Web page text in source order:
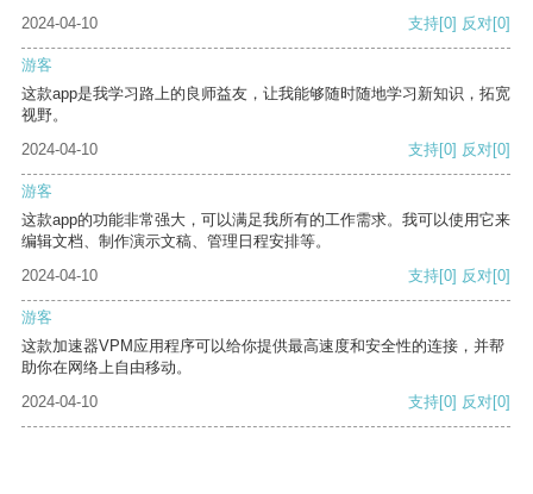
2024-04-10
支持[0] 反对[0]
游客
这款app是我学习路上的良师益友，让我能够随时随地学习新知识，拓宽
视野。
2024-04-10
支持[0] 反对[0]
游客
这款app的功能非常强大，可以满足我所有的工作需求。我可以使用它来
编辑文档、制作演示文稿、管理日程安排等。
2024-04-10
支持[0] 反对[0]
游客
这款加速器VPM应用程序可以给你提供最高速度和安全性的连接，并帮
助你在网络上自由移动。
2024-04-10
支持[0] 反对[0]